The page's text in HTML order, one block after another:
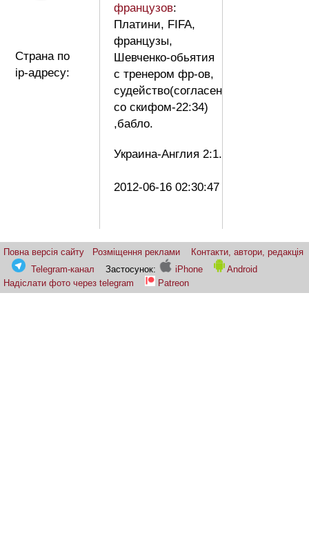
Страна по
ip-адресу:
французов:
Платини, FIFA,
французы,
Шевченко-обьятия
с тренером фр-ов,
судейство(согласен
со скифом-22:34)
,бабло.
Украина-Англия 2:1.
2012-06-16 02:30:47
Повна версія сайту Розміщення реклами
Контакти, автори, редакція
Telegram-канал
Застосунок: iPhone
Android
Надіслати фото через telegram
Patreon